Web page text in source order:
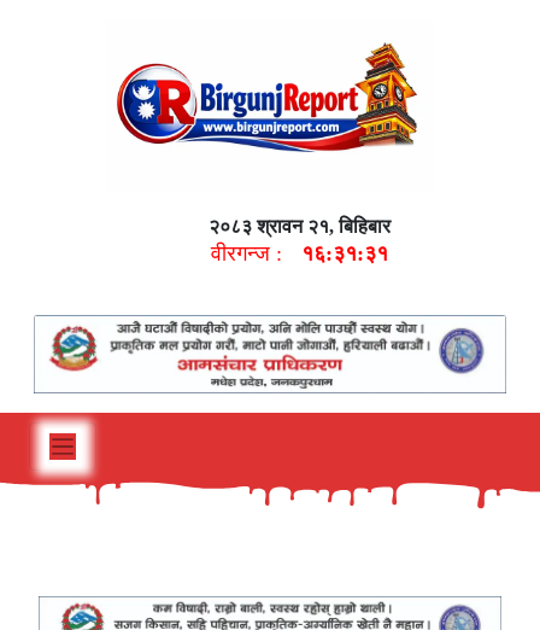
२०८३ श्रावन २१, बिहिबार
वीरगन्ज : १६:३१:३२